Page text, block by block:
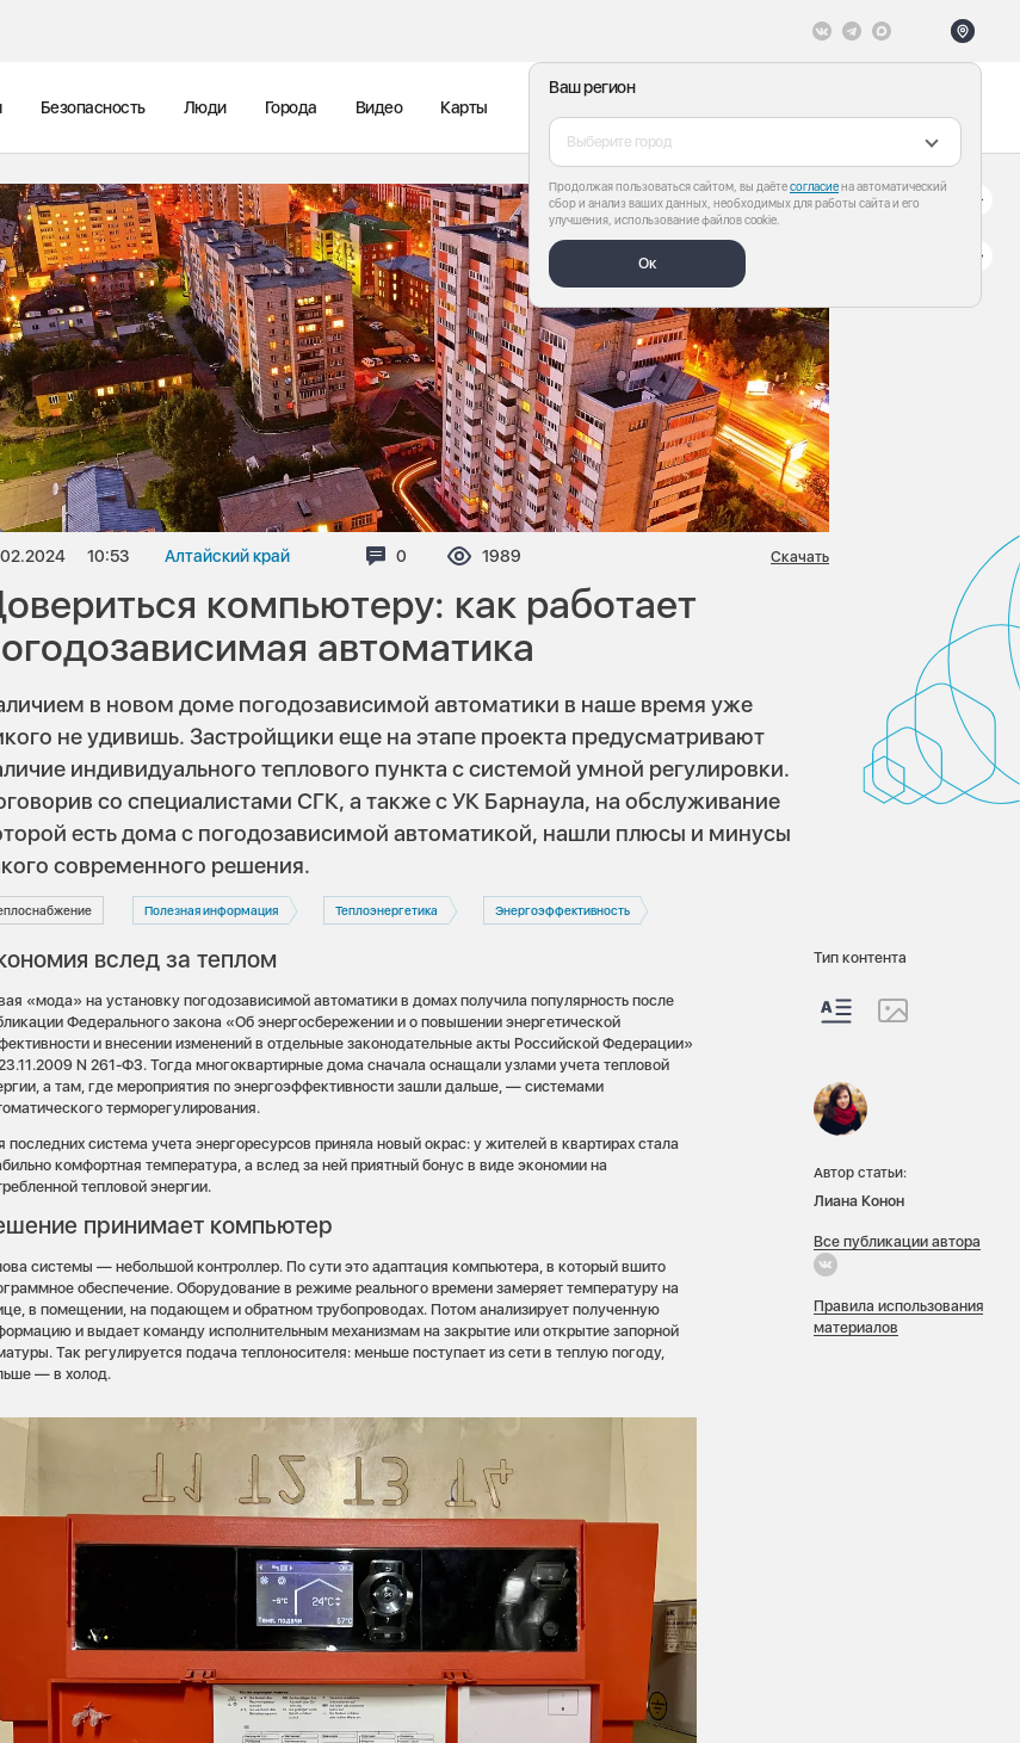
Ваш регион
Выберите город
Продолжая пользоваться сайтом, вы даётесогласиена автоматический
сбор и анализ ваших данных, необходимых для работы сайта и его
улучшения, использование файлов cookie.
Ок
Безопасность Люди Города Видео Карты
10:53 Алтайский край Комментариев:
0 Просмотров:
1989 Скачать
компьютеру: как работает
автоматика
в новом доме погодозависимой автоматики в наше время уже
не удивишь. Застройщики еще на этапе проекта предусматривают
индивидуального теплового пункта с системой умной регулировки.
со специалистами СГК, а также с УК Барнаула, на обслуживание
есть дома с погодозависимой автоматикой, нашли плюсы и минусы
современного решения.
Полезная информация Теплоэнергетика Энергоэффективность
вслед за теплом
«мода» на установку погодозависимой автоматики в домах получила популярность после
Федерального закона «Об энергосбережении и о повышении энергетической
и внесении изменений в отдельные законодательные акты Российской Федерации»
N 261-ФЗ. Тогда многоквартирные дома сначала оснащали узлами учета тепловой
а там, где мероприятия по энергоэффективности зашли дальше, — системами
терморегулирования.
последних система учета энергоресурсов приняла новый окрас: у жителей в квартирах стала
комфортная температура, а вслед за ней приятный бонус в виде экономии на
тепловой энергии.
принимает компьютер
системы — небольшой контроллер. По сути это адаптация компьютера, в который вшито
обеспечение. Оборудование в режиме реального времени замеряет температуру на
в помещении, на подающем и обратном трубопроводах. Потом анализирует полученную
и выдает команду исполнительным механизмам на закрытие или открытие запорной
Так регулируется подача теплоносителя: меньше поступает из сети в теплую погоду,
— в холод.
Тип контента
Автор статьи:
Лиана Конон
Все публикации автора
Правила использования
материалов